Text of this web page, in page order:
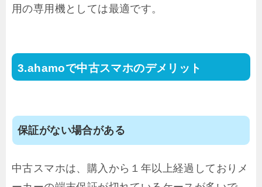
用の専用機としては最適です。
ahamoで中古スマホのデメリット
保証がない場合がある
中古スマホは、購入から１年以上経過しておりメ